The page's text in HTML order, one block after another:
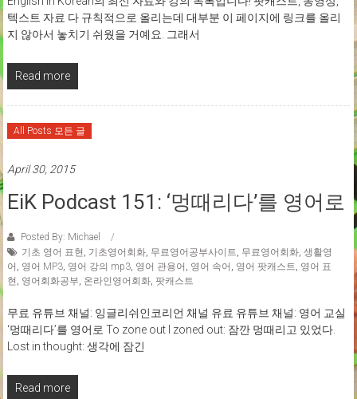
텍스트 자료 다 규칙적으로 올리는데 대부분 이 페이지에 링크를 올리
지 않아서 놓치기 쉬웠을 거예요. 그래서
Read more
All Posts 모든 글
April 30, 2015
EiK Podcast 151: ‘멍때리다’를 영어로
Posted By: Michael
기초 영어 표현 , 기초영어회화, 무료영어공부사이트, 무료영어회화, 생활영
어 , 영어 MP3, 영어 강의 mp3, 영어 관용어 , 영어 속어 , 영어 팟캐스트, 영어 표
현 , 영어회화공부, 온라인영어회화, 팟캐스트
무료 유튜브 채널: 잉글리쉬인코리언 채널 유료 유튜브 채널: 영어 교실
‘멍때리다’를 영어로 To zone out I zoned out: 잠깐 멍때리고 있었다.
Lost in thought: 생각에 잠긴
Read more